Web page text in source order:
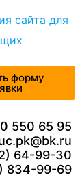
сайта для
форму
550 65 95
64-99-30
834-99-69